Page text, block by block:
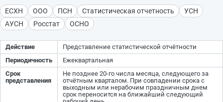
ЕСХН ООО ПСН Статистическая отчетность
УСН
АУСН
Росстат ОСНО
Действие
Представление статистической отчётности
Периодичность
Ежеквартальная
Срок
представления
Не позднее 20-го числа месяца, следующего за
отчётным кварталом. При совпадении срока с
выходным или нерабочим праздничным днем
срок переносится на ближайший следующий